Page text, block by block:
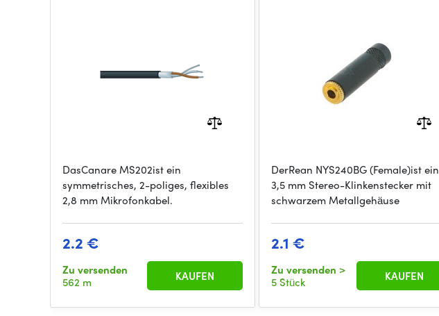
DasCanare MS202ist ein
symmetrisches, 2-poliges, flexibles
2,8 mm Mikrofonkabel.
2.2 €
Zu versenden
562 m
KAUFEN
DerRean NYS240BG (Female)ist ein
3,5 mm Stereo-Klinkenstecker mit
schwarzem Metallgehäuse
2.1 €
Zu versenden >
5 Stück
KAUFEN